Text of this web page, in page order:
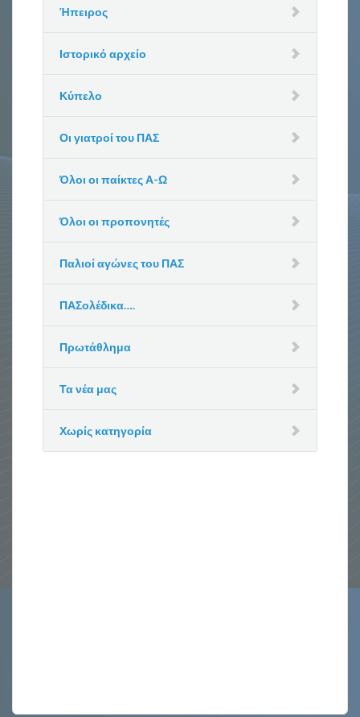
Ήπειρος
Ιστορικό αρχείο
Κύπελο
Οι γιατροί του ΠΑΣ
Όλοι οι παίκτες Α-Ω
Όλοι οι προπονητές
Παλιοί αγώνες του ΠΑΣ
ΠΑΣολέδικα….
Πρωτάθλημα
Τα νέα μας
Χωρίς κατηγορία